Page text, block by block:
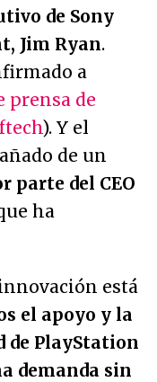
de Sony
Jim Ryan.
a
prensa de
). Y el
de un
parte del CEO
ha
está
el apoyo y la
de PlayStation
demanda sin